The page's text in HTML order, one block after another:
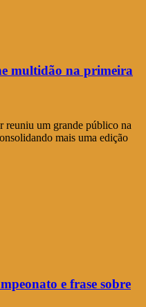
multidão na primeira
reuniu um grande público na
mais uma edição
e frase sobre